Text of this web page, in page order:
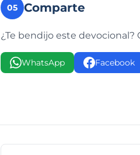
05 Comparte
¿Te bendijo este
WhatsApp Facebook